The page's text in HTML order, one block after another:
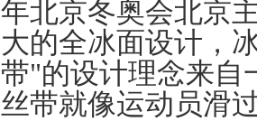
年北京冬奥会北京
大的全冰面设计，
带"的设计理念来自
丝带就像运动员滑